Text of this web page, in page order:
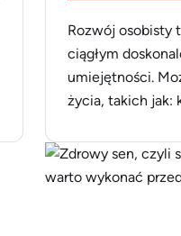
Rozwój osobisty
ciągłym
umiejętności.
życia, takich jak:
który polega na
swoich mocnych